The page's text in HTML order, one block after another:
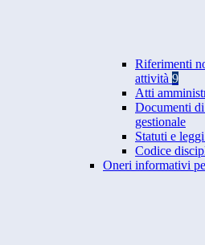
Riferimenti
attività 9
Atti
Documenti
gestionale
Statuti e
Codice
Oneri informativi